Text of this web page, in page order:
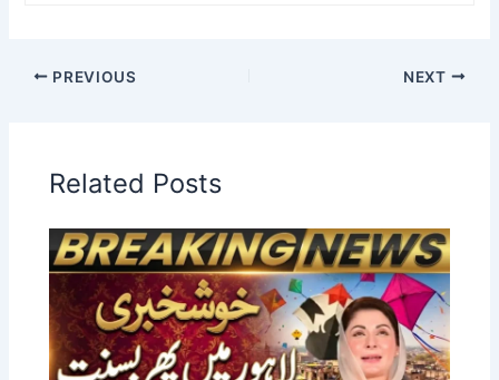
PREVIOUS NEXT
Related Posts